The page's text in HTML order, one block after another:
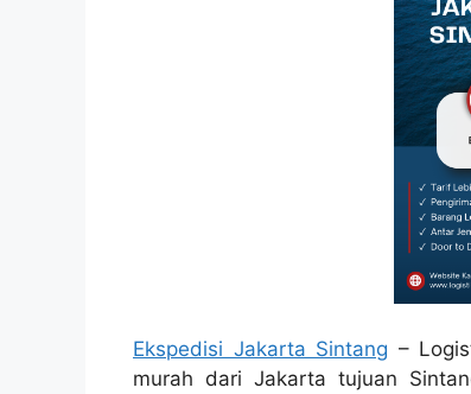
Ekspedisi Jakarta Sintang –
murah dari Jakarta tujuan